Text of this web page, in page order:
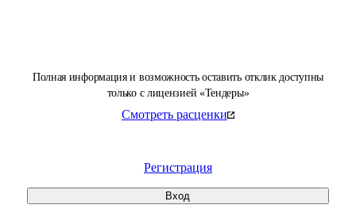
Полная информация и возможность оставить отклик доступны
только с лицензией «Тендеры»
Смотреть расценки
Регистрация
Вход